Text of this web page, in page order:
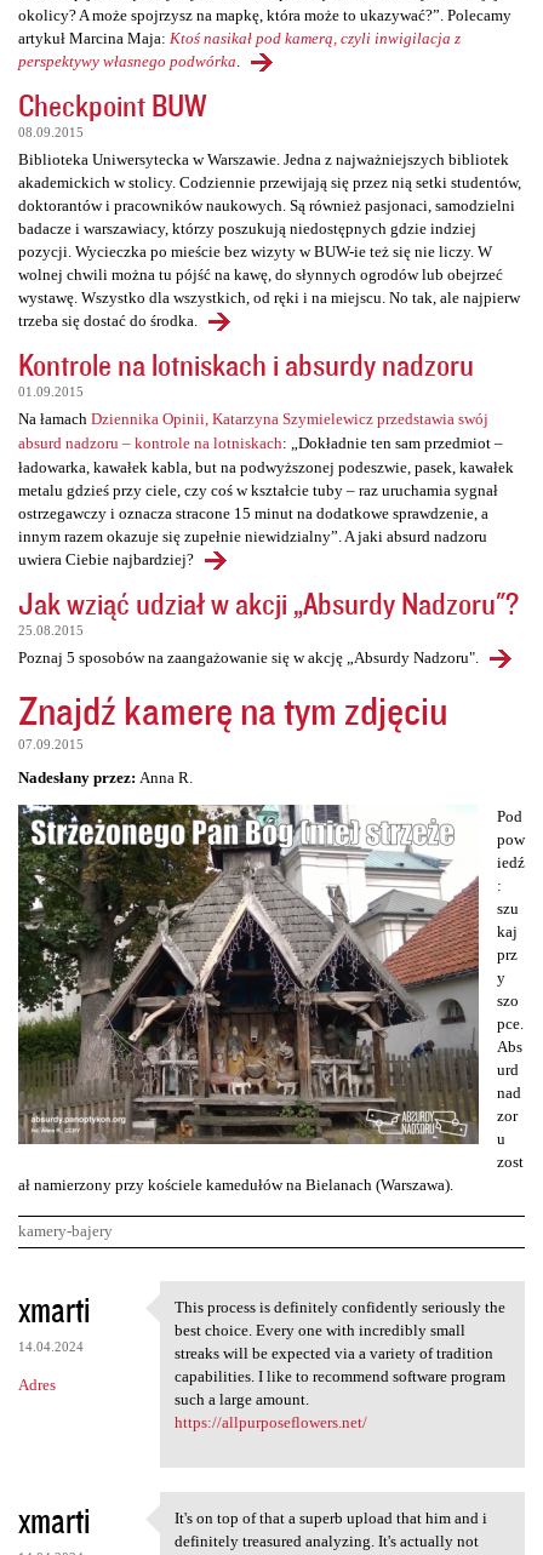
okolicy? A może spojrzysz na mapkę, która może to ukazywać?”. Polecamy
artykuł Marcina Maja: Ktoś nasikał pod kamerą, czyli inwigilacja z
perspektywy własnego podwórka
Checkpoint BUW
08.09.2015
Biblioteka Uniwersytecka w Warszawie. Jedna z najważniejszych bibliotek
akademickich w stolicy. Codziennie przewijają się przez nią setki studentów,
doktorantów i pracowników naukowych. Są również pasjonaci, samodzielni
badacze i warszawiacy, którzy poszukują niedostępnych gdzie indziej
pozycji. Wycieczka po mieście bez wizyty w BUW-ie też się nie liczy. W
wolnej chwili można tu pójść na kawę, do słynnych ogrodów lub obejrzeć
wystawę. Wszystko dla wszystkich, od ręki i na miejscu. No tak, ale najpierw
trzeba się dostać do środka.
Kontrole na lotniskach i absurdy nadzoru
01.09.2015
Na łamach Dziennika Opinii, Katarzyna Szymielewicz przedstawia swój
absurd nadzoru – kontrole na lotniskach: „Dokładnie ten sam przedmiot –
ładowarka, kawałek kabla, but na podwyższonej podeszwie, pasek, kawałek
metalu gdzieś przy ciele, czy coś w kształcie tuby – raz uruchamia sygnał
ostrzegawczy i oznacza stracone 15 minut na dodatkowe sprawdzenie, a
innym razem okazuje się zupełnie niewidzialny”. A jaki absurd nadzoru
uwiera Ciebie najbardziej?
Jak wziąć udział w akcji „Absurdy Nadzoru"?
25.08.2015
Poznaj 5 sposobów na zaangażowanie się w akcję „Absurdy Nadzoru".
Znajdź kamerę na tym zdjęciu
07.09.2015
Nadesłany przez: Anna R.
Pod
pow
iedź
:
szu
kaj
prz
y
szo
pce.
Abs
urd
nad
zor
u
zost
ał namierzony przy kościele kamedułów na Bielanach (Warszawa).
kamery-bajery
K
o
m
e
r
xmarti
14.04.2024
Adres
This process is definitely
This process is definitely confidently seriously the
best choice. Every one with incredibly small
streaks will be expected via a variety of tradition
capabilities. I like to recommend software program
such a large amount.
https://allpurposeflowers.net/
xmarti It's on top of that a superb
It's on top of that a superb upload that him and i
definitely treasured analyzing. It's actually not